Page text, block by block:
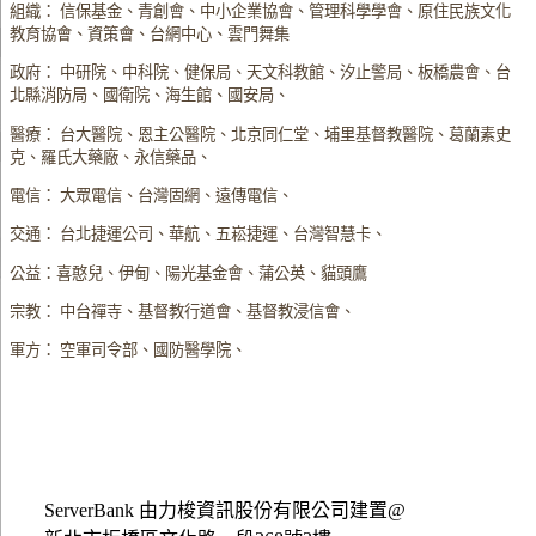
組織： 信保基金、青創會、中小企業協會、管理科學學會、原住民族文化
教育協會、資策會、台網中心、雲門舞集
政府： 中研院、中科院、健保局、天文科教館、汐止警局、板橋農會、台
北縣消防局、國衛院、海生館、國安局、
醫療： 台大醫院、恩主公醫院、北京同仁堂、埔里基督教醫院、葛蘭素史
克、羅氏大藥廠、永信藥品、
電信： 大眾電信、台灣固網、遠傳電信、
交通： 台北捷運公司、華航、五崧捷運、台灣智慧卡、
公益：喜憨兒、伊甸、陽光基金會、蒲公英、貓頭鷹
宗教： 中台禪寺、基督教行道會、基督教浸信會、
軍方： 空軍司令部、國防醫學院、
ServerBank 由力梭資訊股份有限公司建置@